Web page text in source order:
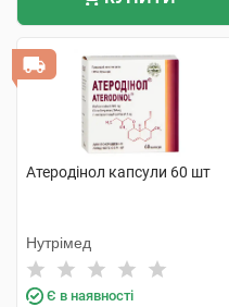
Атеродінол капсули 60 шт
Нутрімед
Є в наявності